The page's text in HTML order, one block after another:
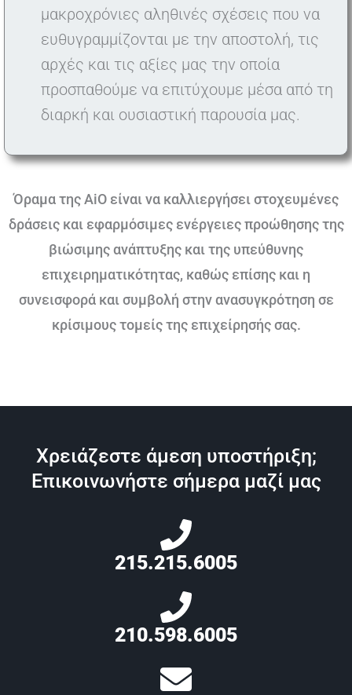
μακροχρόνιες αληθινές σχέσεις που να
ευθυγραμμίζονται με την αποστολή, τις
αρχές και τις αξίες μας την οποία
προσπαθούμε να επιτύχουμε μέσα από τη
διαρκή και ουσιαστική παρουσία μας.
Όραμα της AiO είναι να καλλιεργήσει στοχευμένες
δράσεις και εφαρμόσιμες ενέργειες προώθησης της
βιώσιμης ανάπτυξης και της υπεύθυνης
επιχειρηματικότητας, καθώς επίσης και η
συνεισφορά και συμβολή στην ανασυγκρότηση σε
κρίσιμους τομείς της επιχείρησής σας.
Χρειάζεστε άμεση υποστήριξη;
Επικοινωνήστε σήμερα μαζί μας
215.215.6005
210.598.6005